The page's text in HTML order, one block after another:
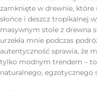
zamknięte w drewnie, które
słońce i deszcz tropikalnej
masywnym stole z drewna
urzekła mnie podczas
autentyczność sprawia, że
tylko modnym trendem –
naturalnego, egzotycznego